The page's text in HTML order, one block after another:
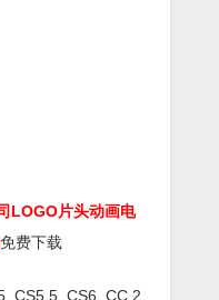
LOGO片头动画电
免费下载
CS5.5, CS6, CC 2